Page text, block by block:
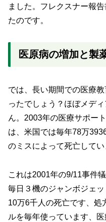
ました。フレクスナー報
たのです。
医原病の増加と製
では、長い期間での医療
ったでしょう？ほぼメデ
ん。2003年の医療サポー
は、米国では毎年78万
のミスによって死亡してい
これは2001年の9/11事件
毎日３機のジャンボジェ
10万6千人の死亡です、処
ルを毎年使っています、